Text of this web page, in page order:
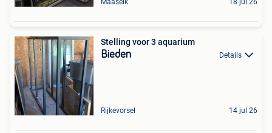
Stelling voor 3 aquarium
Bieden Details
Rijkevorsel 14 jul 26